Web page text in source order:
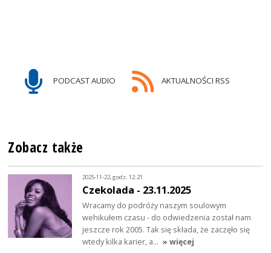
PODCAST AUDIO AKTUALNOŚCI RSS
Zobacz także
2025-11-22, godz. 12:21
Czekolada - 23.11.2025
Wracamy do podróży naszym soulowym
wehikułem czasu - do odwiedzenia został nam
jeszcze rok 2005. Tak się składa, że zaczęło się
wtedy kilka karier, a… » więcej